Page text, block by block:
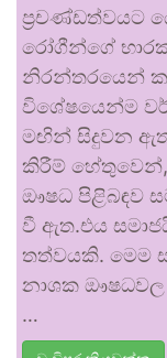
ප්‍රචණ්ඩත්වයට
රෝගීන්ගේ
නිරන්තරයෙන්
විශේෂයෙන්ම
මඟින් සිදුවන
කිරීම් හේතුවෙන්,
ඖෂධ පිළිබඳව
වී ඇත.එය
තත්වයකි. මෙම
නාශක ඖෂධවල
…